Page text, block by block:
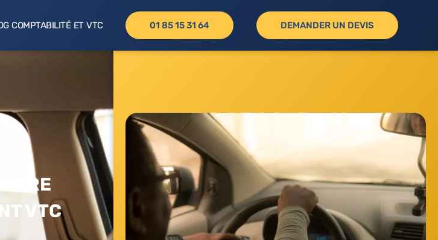
COMPTABILITÉ ET VTC 01 85 15 31 64 DEMANDER UN DEVIS
VTC